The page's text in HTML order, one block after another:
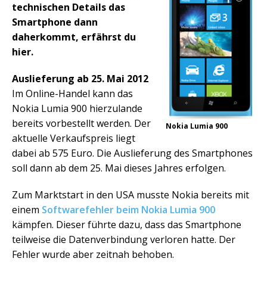
Nokia Lumia 900
technischen Details das
Smartphone dann
daherkommt, erfährst du
hier.
Auslieferung ab 25. Mai 2012
Im Online-Handel kann das
Nokia Lumia 900 hierzulande
bereits vorbestellt werden. Der
aktuelle Verkaufspreis liegt
dabei ab 575 Euro. Die Auslieferung des Smartphones
soll dann ab dem 25. Mai dieses Jahres erfolgen.
Zum Marktstart in den USA musste Nokia bereits mit
einem Softwarefehler beim Nokia Lumia 900
kämpfen. Dieser führte dazu, dass das Smartphone
teilweise die Datenverbindung verloren hatte. Der
Fehler wurde aber zeitnah behoben.